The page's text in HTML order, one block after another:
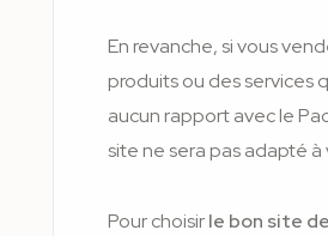
En revanche, si vous
produits ou des services
aucun rapport avec le
site ne sera pas adapté à
Pour choisirle bon site